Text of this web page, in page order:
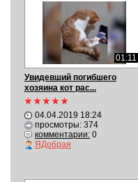
01:11
Увидевший погибшего
хозяина кот рас...
04.04.2019 18:24
просмотры: 374
комментарии:0
ЯДобрая